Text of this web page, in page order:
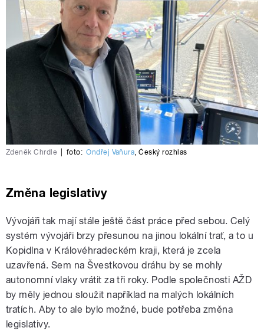
Zdeněk Chrdle foto: Ondřej Vaňura ,Český rozhlas
Změna legislativy
Vývojáři tak mají stále ještě část práce před sebou. Celý
systém vývojáři brzy přesunou na jinou lokální trať, a to u
Kopidlna v Královéhradeckém kraji, která je zcela
uzavřená. Sem na Švestkovou dráhu by se mohly
autonomní vlaky vrátit za tři roky. Podle společnosti AŽD
by měly jednou sloužit například na malých lokálních
tratích. Aby to ale bylo možné, bude potřeba změna
legislativy.